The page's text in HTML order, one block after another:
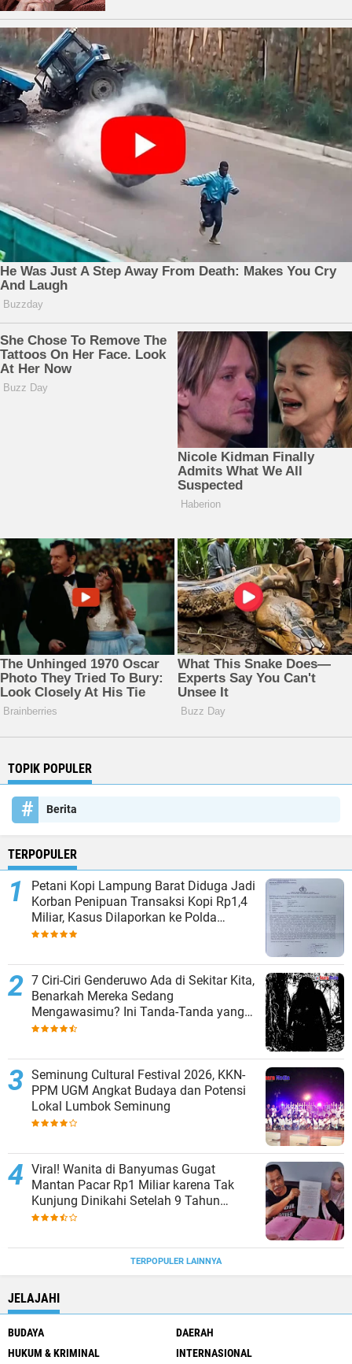
TOPIK POPULER
Berita
TERPOPULER
Petani Kopi Lampung Barat Diduga Jadi
Korban Penipuan Transaksi Kopi Rp1,4
Miliar, Kasus Dilaporkan ke Polda
Lampung
7 Ciri-Ciri Genderuwo Ada di Sekitar Kita,
Benarkah Mereka Sedang
Mengawasimu? Ini Tanda-Tanda yang
Sering Diabaikan
Seminung Cultural Festival 2026, KKN-
PPM UGM Angkat Budaya dan Potensi
Lokal Lumbok Seminung
Viral! Wanita di Banyumas Gugat
Mantan Pacar Rp1 Miliar karena Tak
Kunjung Dinikahi Setelah 9 Tahun
Berpacaran
TERPOPULER LAINNYA
JELAJAHI
BUDAYA
DAERAH
HUKUM & KRIMINAL
INTERNASIONAL